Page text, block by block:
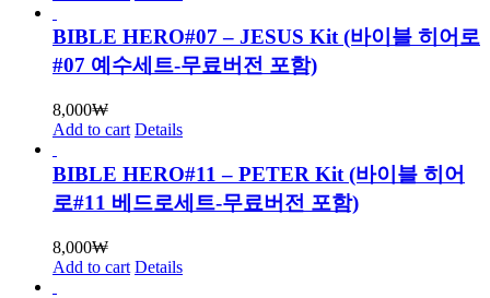
BIBLE HERO#07 – JESUS Kit (바이블 히어로
#07 예수세트-무료버전 포함)
8,000₩
Add to cart Details
BIBLE HERO#11 – PETER Kit (바이블 히어
로#11 베드로세트-무료버전 포함)
8,000₩
Add to cart Details